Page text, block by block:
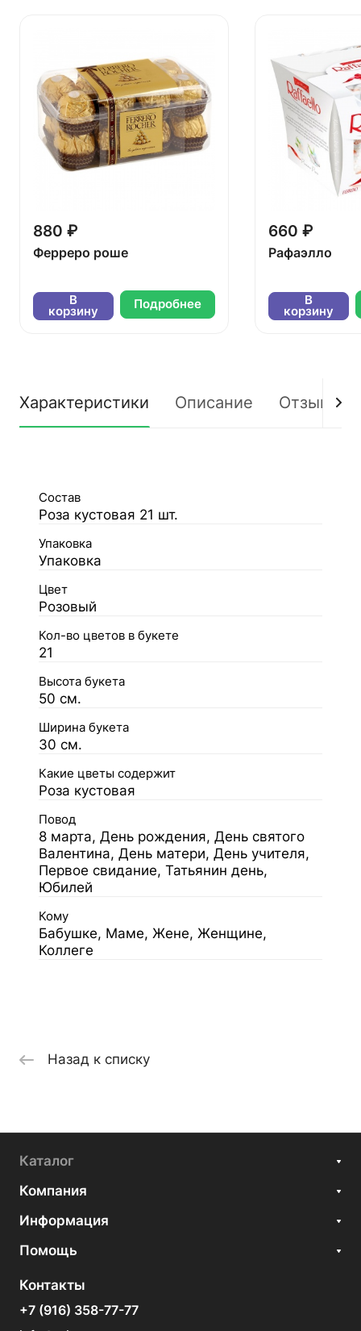
880 ₽
Ферреро роше
В
корзину Подробнее
660 ₽
Рафаэлло
В
корзину
Характеристики Описание Отзывы
Состав
Роза кустовая 21 шт.
Упаковка
Упаковка
Цвет
Розовый
Кол-во цветов в букете
21
Высота букета
50 см.
Ширина букета
30 см.
Какие цветы содержит
Роза кустовая
Повод
8 марта, День рождения, День святого
Валентина, День матери, День учителя,
Первое свидание, Татьянин день,
Юбилей
Кому
Бабушке, Маме, Жене, Женщине,
Коллеге
Назад к списку
Каталог
Компания
Информация
Помощь
Контакты
+7 (916) 358-77-77